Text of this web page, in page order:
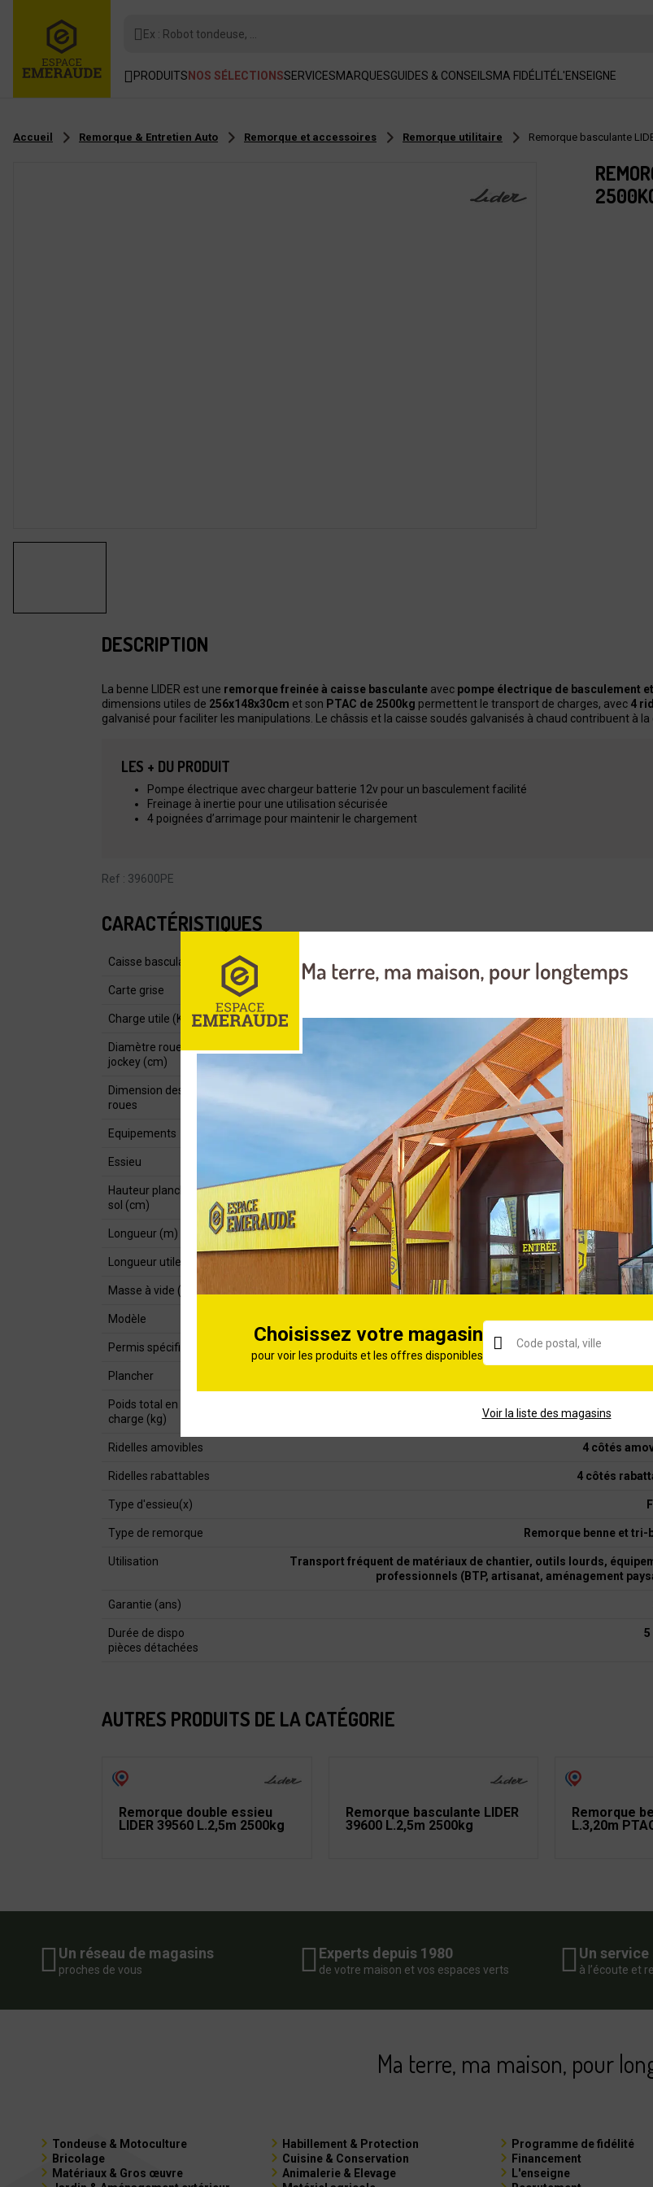
Ex : Robot tondeuse, ...
PRODUITS NOS SÉLECTIONSSERVICESMARQUESGUIDES & CONSEILSMA FIDÉLITÉL'ENSEIGNE
Accueil Remorque & Entretien Auto Remorque et accessoires Remorque utilitaire Remorque basculante
DESCRIPTION
La benne LIDER est une remorque freinée à caisse basculante avec pompe électrique de basculement
dimensions utiles de 256x148x30cm et son PTAC de 2500kg permettent le transport de charges, avec 4
galvanisé pour faciliter les manipulations. Le châssis et la caisse soudés galvanisés à chaud contribuent à
LES + DU PRODUIT
Pompe électrique avec chargeur batterie 12v pour un basculement facilité
Freinage à inertie pour une utilisation sécurisée
4 poignées d’arrimage pour maintenir le chargement
Ref : 39600PE
CARACTÉRISTIQUES
Caisse basculante
Carte grise
Charge utile (Kg)
Diamètre roue
jockey (cm)
Dimension des
roues
Equipements Pompe électrique de basculement + chargeur
Essieu
Hauteur plancher /
sol (cm)
Longueur (m)
Longueur utile (cm)
Masse à vide (kg)
Modèle BENNE POMPE ÉLEC PTAC :
Permis spécifique
Plancher
Poids total en
charge (kg)
Ridelles amovibles 4 côtés
Ridelles rabattables 4 côtés
Type d'essieu(x)
Type de remorque Remorque benne et tri-
Utilisation
Transport fréquent de matériaux de chantier, outils lourds,
professionnels (BTP, artisanat, aménagement
Garantie (ans)
Durée de dispo
pièces détachées
5
AUTRES PRODUITS DE LA CATÉGORIE
Remorque double essieu
LIDER 39560 L.2,5m 2500kg
Remorque basculante LIDER
39600 L.2,5m 2500kg
Remorque
L.3,20m
Un réseau de magasins
proches de vous
Experts depuis 1980
de votre maison et vos espaces verts
Un
à l’écoute et
Ma terre, ma maison, pour
Tondeuse & Motoculture
Bricolage
Matériaux & Gros œuvre
Habillement & Protection
Cuisine & Conservation
Animalerie & Elevage
Programme de fidélité
Financement
L'enseigne
Choisissez votre magasin
pour voir les produits et les offres disponibles
Voir la liste des magasins